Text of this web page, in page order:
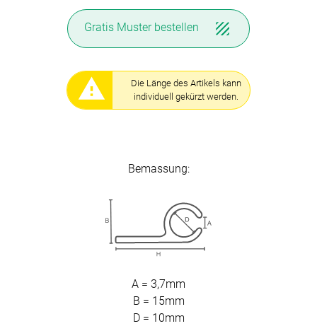
Gratis Muster bestellen
Die Länge des Artikels kann
individuell gekürzt werden.
Bemassung:
A = 3,7mm
B = 15mm
D = 10mm